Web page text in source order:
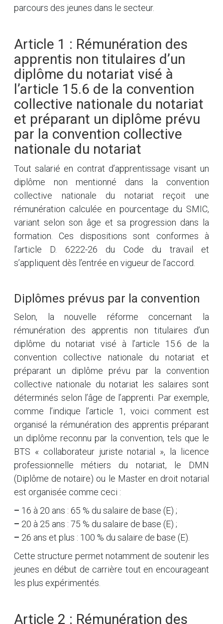
parcours des jeunes dans le secteur.
Article 1 : Rémunération des
apprentis non titulaires d’un
diplôme du notariat visé à
l’article 15.6 de la convention
collective nationale du notariat
et préparant un diplôme prévu
par la convention collective
nationale du notariat
Tout salarié en contrat d’apprentissage visant un
diplôme non mentionné dans la convention
collective nationale du notariat reçoit une
rémunération calculée en pourcentage du SMIC,
variant selon son âge et sa progression dans la
formation. Ces dispositions sont conformes à
l’article D. 6222-26 du Code du travail et
s’appliquent dès l’entrée en vigueur de l’accord.
Diplômes prévus par la convention
Selon, la nouvelle réforme concernant la
rémunération des apprentis non titulaires d’un
diplôme du notariat visé à l’article 15.6 de la
convention collective nationale du notariat et
préparant un diplôme prévu par la convention
collective nationale du notariat les salaires sont
déterminés selon l’âge de l’apprenti. Par exemple,
comme l’indique l’article 1, voici comment est
organisé la rémunération des apprentis préparant
un diplôme reconnu par la convention, tels que le
BTS « collaborateur juriste notarial », la licence
professionnelle métiers du notariat, le DMN
(Diplôme de notaire) ou le Master en droit notarial
est organisée comme ceci :
– 16 à 20 ans : 65 % du salaire de base (E) ;
– 20 à 25 ans : 75 % du salaire de base (E) ;
– 26 ans et plus : 100 % du salaire de base (E).
Cette structure permet notamment de soutenir les
jeunes en début de carrière tout en encourageant
les plus expérimentés.
Article 2 : Rémunération des